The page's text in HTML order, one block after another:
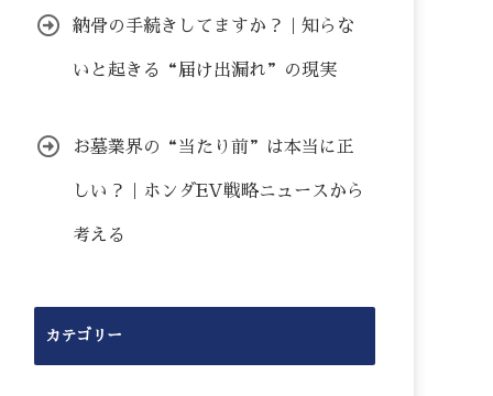
納骨の手続きしてますか？｜知らな
いと起きる“届け出漏れ”の現実
お墓業界の“当たり前”は本当に正
しい？｜ホンダEV戦略ニュースから
考える
カテゴリー